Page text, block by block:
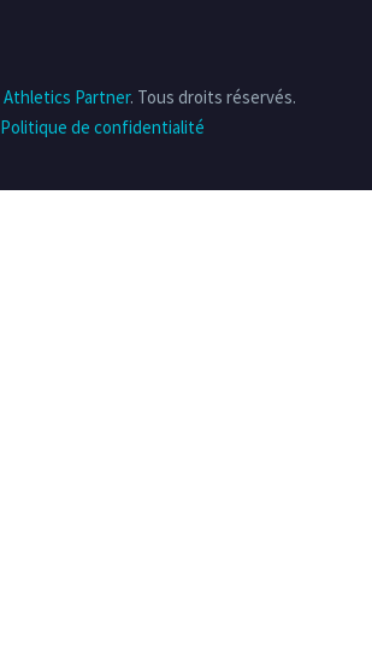
Athletics Partner. Tous droits réservés.
Politique de confidentialité